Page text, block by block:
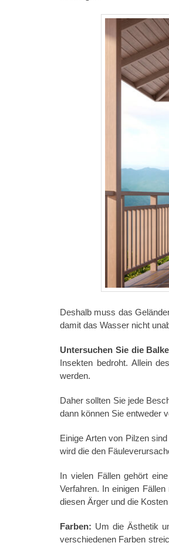
Deshalb muss das
damit das Wasser nicht
Untersuchen Sie die
Insekten bedroht. Allein
werden.
Daher sollten Sie jede
dann können Sie entweder
Einige Arten von Pilzen
wird die den
In vielen Fällen gehört
Verfahren. In einigen
diesen Ärger und die
Farben: Um die Ästhetik
verschiedenen Farben